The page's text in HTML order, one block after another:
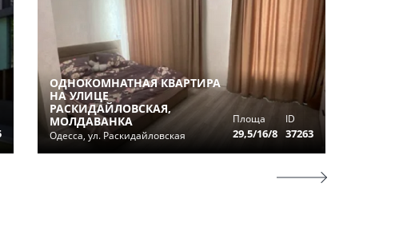
ОДНОКОМНАТНАЯ КВАРТИРА
НА УЛИЦЕ
РАСКИДАЙЛОВСКАЯ,
МОЛДАВАНКА
Одесса, ул. Раскидайловская
Площа
29,5/16/8
ID
37263